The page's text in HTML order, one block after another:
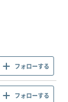
フォローする
フォローする